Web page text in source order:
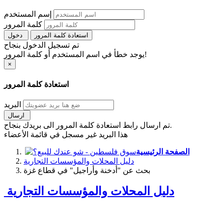
إسم المستخدم
كلمة المرور
استعادة كلمة المرور
تم تسجيل الدخول بنجاح
يوجد خطأ في اسم المستخدم أو كلمة المرور!
×
استعادة كلمة المرور
البريد
تم ارسال رابط استعادة كلمة المرور الى بريدك بنجاح.
هذا البريد غير مسجل في قائمة الأعضاء
الصفحة الرئيسية
دليل المحلات والمؤسسات التجارية
بحث عن "أدخنة وأراجيل" في قطاع غزة
دليل المحلات والمؤسسات التجارية